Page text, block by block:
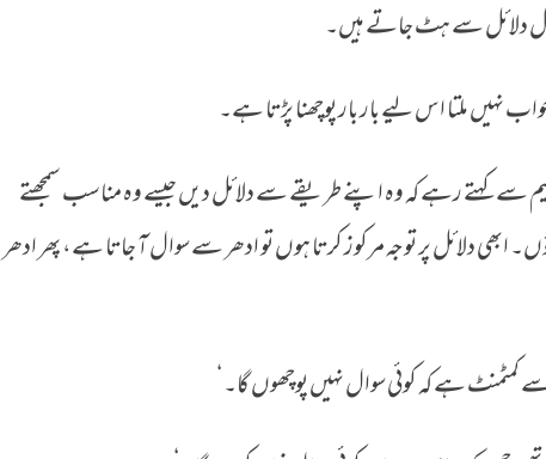
دلائل سے ہٹ جاتے ہیں۔
نہیں ملتا اس لیے بار بار پوچھنا پڑتا ہے۔
کہتے رہے کہ وہ اپنے طریقے سے دلائل دیں جیسے وہ مناسب سمجھتے
ابھی دلائل پر توجہ مرکوز کرتا ہوں تو ادھر سے سوال آ جاتا ہے، پھر ادھر
ہے کہ کوئی سوال نہیں پوچھوں گا۔‘